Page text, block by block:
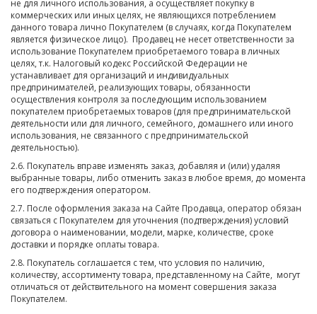
не для личного использования, а осуществляет покупку в
коммерческих или иных целях, не являющихся потреблением
данного товара лично Покупателем (в случаях, когда Покупателем
является физическое лицо). Продавец не несет ответственности за
использование Покупателем приобретаемого товара в личных
целях, т.к. Налоговый кодекс Российской Федерации не
устанавливает для организаций и индивидуальных
предпринимателей, реализующих товары, обязанности
осуществления контроля за последующим использованием
покупателем приобретаемых товаров (для предпринимательской
деятельности или для личного, семейного, домашнего или иного
использования, не связанного с предпринимательской
деятельностью).
2.6. Покупатель вправе изменять заказ, добавляя и (или) удаляя
выбранные товары, либо отменить заказ в любое время, до момента
его подтверждения оператором.
2.7. После оформления заказа на Сайте Продавца, оператор обязан
связаться с Покупателем для уточнения (подтверждения) условий
договора о наименовании, модели, марке, количестве, сроке
доставки и порядке оплаты товара.
2.8. Покупатель соглашается с тем, что условия по наличию,
количеству, ассортименту товара, представленному на Сайте, могут
отличаться от действительного на момент совершения заказа
Покупателем.